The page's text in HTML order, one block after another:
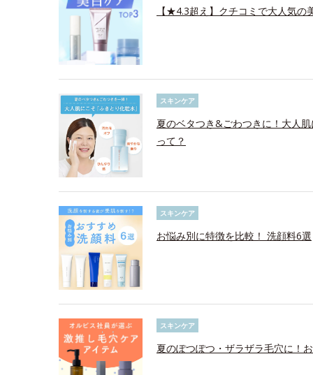
【★4.3超え】クチコミで大人気の
スキンケア
夏のベタつき&ごわつきに！大人
って？
スキンケア
お悩み別に特徴を比較！ 洗顔料6選
スキンケア
夏のぽつぽつ・ザラザラ毛穴に！